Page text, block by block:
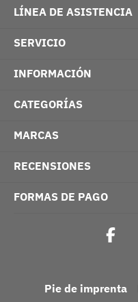
LÍNEA DE ASISTENCIA
SERVICIO
INFORMACIÓN
CATEGORÍAS
MARCAS
RECENSIONES
FORMAS DE PAGO
Pie de imprenta